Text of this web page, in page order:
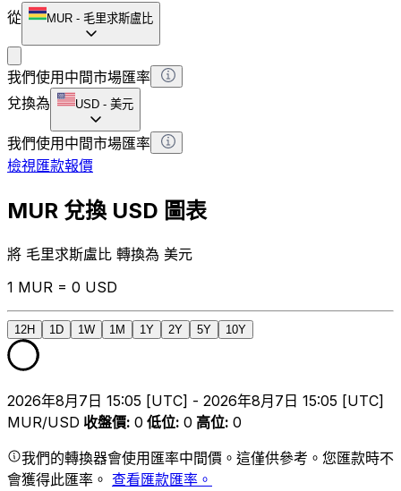
從
MUR - 毛里求斯盧比
我們使用中間市場匯率
兌換為
USD - 美元
我們使用中間市場匯率
檢視匯款報價
MUR 兌換 USD 圖表
將 毛里求斯盧比 轉換為 美元
1 MUR = 0 USD
12H 1D 1W 1M 1Y 2Y 5Y 10Y
2026年8月7日 15:05 [UTC] - 2026年8月7日 15:05 [UTC]
MUR/USD 收盤價: 0 低位: 0 高位: 0
我們的轉換器會使用匯率中間價。這僅供參考。您匯款時不
會獲得此匯率。 查看匯款匯率。